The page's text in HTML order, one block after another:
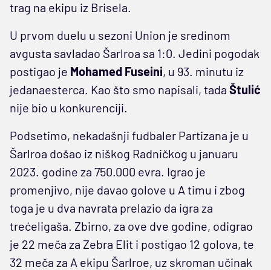
trag na ekipu iz Brisela.
U prvom duelu u sezoni Union je sredinom
avgusta savladao Šarlroa sa 1:0. Jedini pogodak
postigao je Mohamed Fuseini, u 93. minutu iz
jedanaesterca. Kao što smo napisali, tada Štulić
nije bio u konkurenciji.
Podsetimo, nekadašnji fudbaler Partizana je u
Šarlroa došao iz niškog Radničkog u januaru
2023. godine za 750.000 evra. Igrao je
promenjivo, nije davao golove u A timu i zbog
toga je u dva navrata prelazio da igra za
trećeligaša. Zbirno, za ove dve godine, odigrao
je 22 meča za Zebra Elit i postigao 12 golova, te
32 meča za A ekipu Šarlroe, uz skroman učinak